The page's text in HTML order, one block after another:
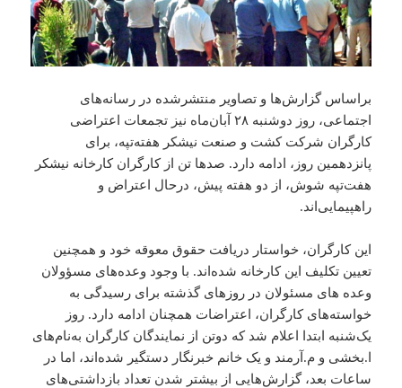
براساس گزارش‌ها و تصاویر منتشرشده در رسانه‌های
اجتماعی، روز دوشنبه ۲۸ آبان‌ماه نیز تجمعات اعتراضی
کارگران شرکت کشت‌ و صنعت نیشکر هفته‌تپه، برای
پانزدهمین روز، ادامه دارد. صدها تن از کارگران کارخانه نیشکر
هفت‌تپه شوش، از دو هفته پیش، درحال اعتراض و
راهپیمایی‌اند.
این کارگران، خواستار دریافت حقوق معوقه خود و همچنین
تعیین تکلیف این کارخانه شده‌اند. با وجود وعده‌های مسؤولان
وعده های مسئولان در روزهای گذشته برای رسیدگی به
خواسته‌های کارگران، اعتراضات همچنان ادامه دارد. روز
یک‌شنبه ابتدا اعلام شد که دوتن از نمایندگان کارگران به‌نام‌های
ا.بخشی و م.آرمند و یک خانم خبرنگار دستگیر شده‌اند، اما در
ساعات بعد، گزارش‌هایی از بیشتر شدن تعداد بازداشتی‌های